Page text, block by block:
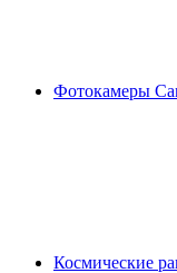
Фотокамеры
Космические